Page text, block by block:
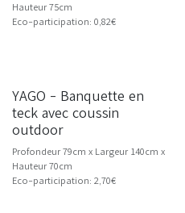
Hauteur 75cm
Eco-participation: 0,82€
YAGO - Banquette en
teck avec coussin
outdoor
Profondeur 79cm x Largeur 140cm x
Hauteur 70cm
Eco-participation: 2,70€